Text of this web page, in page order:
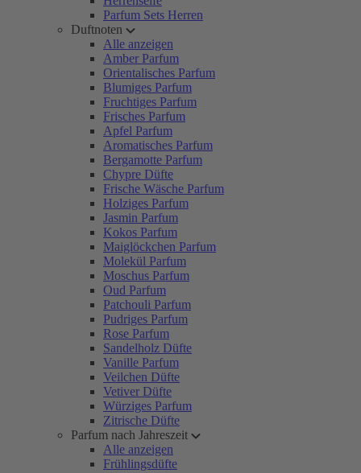
Parfum Sets Herren
Duftnoten
Alle anzeigen
Amber Parfum
Orientalisches Parfum
Blumiges Parfum
Fruchtiges Parfum
Frisches Parfum
Apfel Parfum
Aromatisches Parfum
Bergamotte Parfum
Chypre Düfte
Frische Wäsche Parfum
Holziges Parfum
Jasmin Parfum
Kokos Parfum
Maiglöckchen Parfum
Molekül Parfum
Moschus Parfum
Oud Parfum
Patchouli Parfum
Pudriges Parfum
Rose Parfum
Sandelholz Düfte
Vanille Parfum
Veilchen Düfte
Vetiver Düfte
Würziges Parfum
Zitrische Düfte
Parfum nach Jahreszeit
Alle anzeigen
Frühlingsdüfte